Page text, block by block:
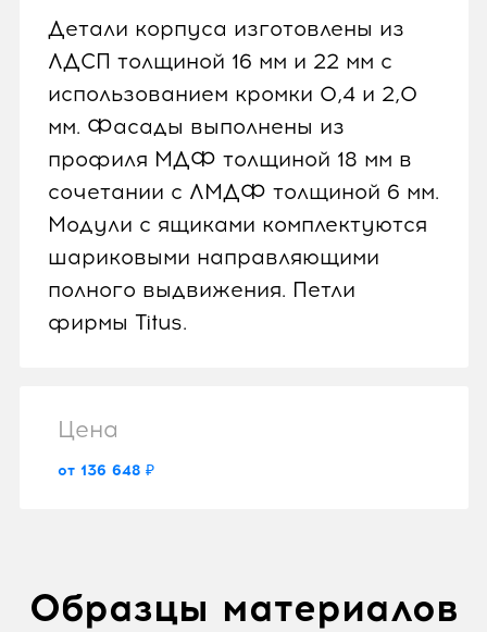
Детали корпуса изготовлены из
ЛДСП толщиной 16 мм и 22 мм с
использованием кромки 0,4 и 2,0
мм. Фасады выполнены из
профиля МДФ толщиной 18 мм в
сочетании с ЛМДФ толщиной 6 мм.
Модули с ящиками комплектуются
шариковыми направляющими
полного выдвижения. Петли
фирмы Titus.
Цена
от 136 648 ₽
Образцы материалов